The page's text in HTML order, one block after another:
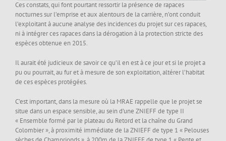
Ces constats, qui font pourtant ressortir la présence de rapaces
nocturnes sur l’emprise et aux alentours de la carrière, n’ont conduit
l’exploitant à aucune analyse des incidences du projet sur ces rapaces,
ni à intégrer ces rapaces dans la dérogation à la protection stricte des
espèces obtenue en 2015.
Il aurait été judicieux de savoir ce qu’il en est à ce jour et si le projet a
pu ou pourrait, au fur et à mesure de son exploitation, altérer l’habitat
de ces espèces protégées.
C’est important, dans la mesure où la MRAE rappelle que le projet se
situe dans un espace sensible, au sein d’une ZNIEFF de type II
« Ensemble formé par le plateau du Retord et la chaîne du Grand
Colombier », à proximité immédiate de la ZNIEFF de type 1 « Pelouses